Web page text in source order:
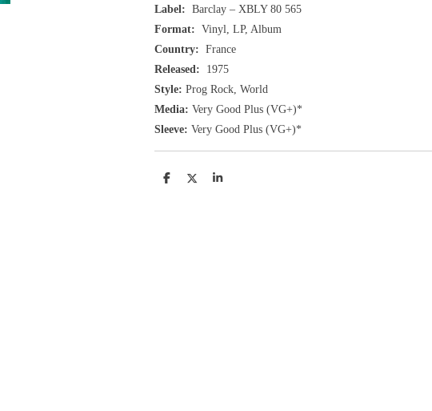
Label: Barclay ‎– XBLY 80 565
Format: Vinyl, LP, Album
Country: France
Released: 1975
Style: Prog Rock, World
Media: Very Good Plus (VG+)*
Sleeve: Very Good Plus (VG+)*
D
D
S